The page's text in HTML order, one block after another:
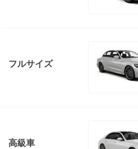
フルサイズ
高級車